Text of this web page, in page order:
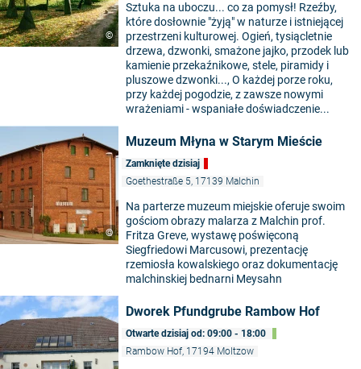
©
Sztuka na uboczu... co za pomysł! Rzeźby,
które dosłownie "żyją" w naturze i istniejącej
przestrzeni kulturowej. Ogień, tysiącletnie
drzewa, dzwonki, smażone jajko, przodek lub
kamienie przekaźnikowe, stele, piramidy i
pluszowe dzwonki..., O każdej porze roku,
przy każdej pogodzie, z zawsze nowymi
wrażeniami - wspaniałe doświadczenie...
©
Muzeum Młyna w Starym Mieście
Zamknięte dzisiaj
Goethestraße 5, 17139 Malchin
Na parterze muzeum miejskie oferuje swoim
gościom obrazy malarza z Malchin prof.
Fritza Greve, wystawę poświęconą
Siegfriedowi Marcusowi, prezentację
rzemiosła kowalskiego oraz dokumentację
malchinskiej bednarni Meysahn
Dworek Pfundgrube Rambow Hof
Otwarte dzisiaj od: 09:00 - 18:00
Rambow Hof, 17194 Moltzow